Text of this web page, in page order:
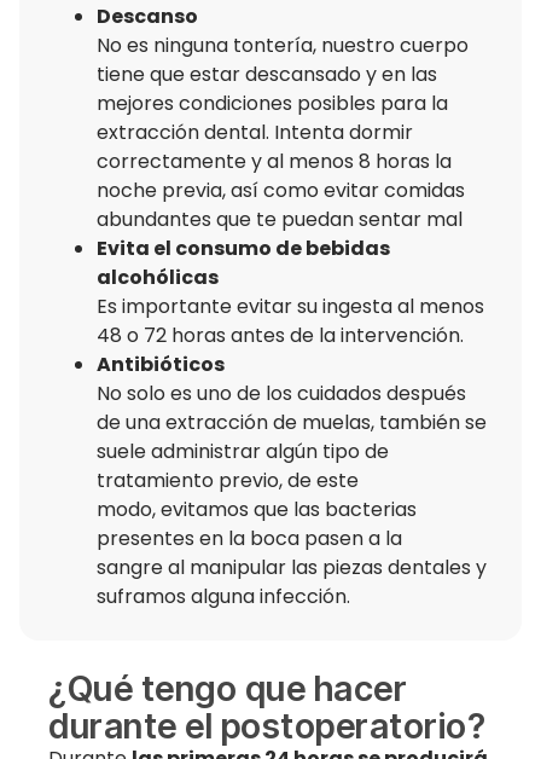
Descanso
No es ninguna tontería, nuestro cuerpo
tiene que estar descansado y en las
mejores condiciones posibles para la
extracción dental. Intentadormir
correctamente y al menos 8 horas la
noche previa, así como evitar comidas
abundantes que te puedan sentar mal
Evita el consumo de bebidas
alcohólicas
Es importante evitar su ingestaal menos
48 o 72 horas antes de la intervención.
Antibióticos
No solo es uno de los cuidados después
de una extracción de muelas, también se
suele administrar algún tipo de
tratamiento previo, de este
modo,evitamos que las bacterias
presentes en la boca pasen a la
sangreal manipular las piezas dentales y
suframos alguna infección.
¿Qué tengo que hacer
durante el postoperatorio?